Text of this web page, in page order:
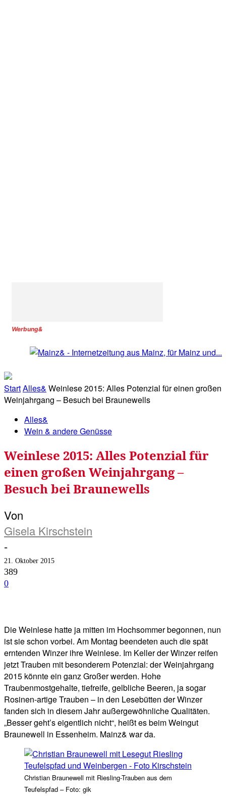
Werbung&
StartAlles& Weinlese 2015: Alles Potenzial für einen großen
Weinjahrgang – Besuch bei Braunewells
Alles&
Wein & andere Genüsse
Weinlese 2015: Alles Potenzial für
einen großen Weinjahrgang –
Besuch bei Braunewells
Von
Gisela Kirschstein
-
21. Oktober 2015
389
0
Die Weinlese hatte ja mitten im Hochsommer begonnen, nun
ist sie schon vorbei. Am Montag beendeten auch die spät
erntenden Winzer ihre Weinlese. Im Keller der Winzer reifen
jetzt Trauben mit besonderem Potenzial: der Weinjahrgang
2015 könnte ein ganz Großer werden. Hohe
Traubenmostgehalte, tiefreife, gelbliche Beeren, ja sogar
Rosinen-artige Trauben – in den Lesebütten der Winzer
fanden sich in diesem Jahr außergewöhnliche Qualitäten.
„Besser geht’s eigentlich nicht“, heißt es beim Weingut
Braunewell in Essenheim. Mainz& war da.
Christian Braunewell mit Riesling-Trauben aus dem
Teufelspfad – Foto: gik